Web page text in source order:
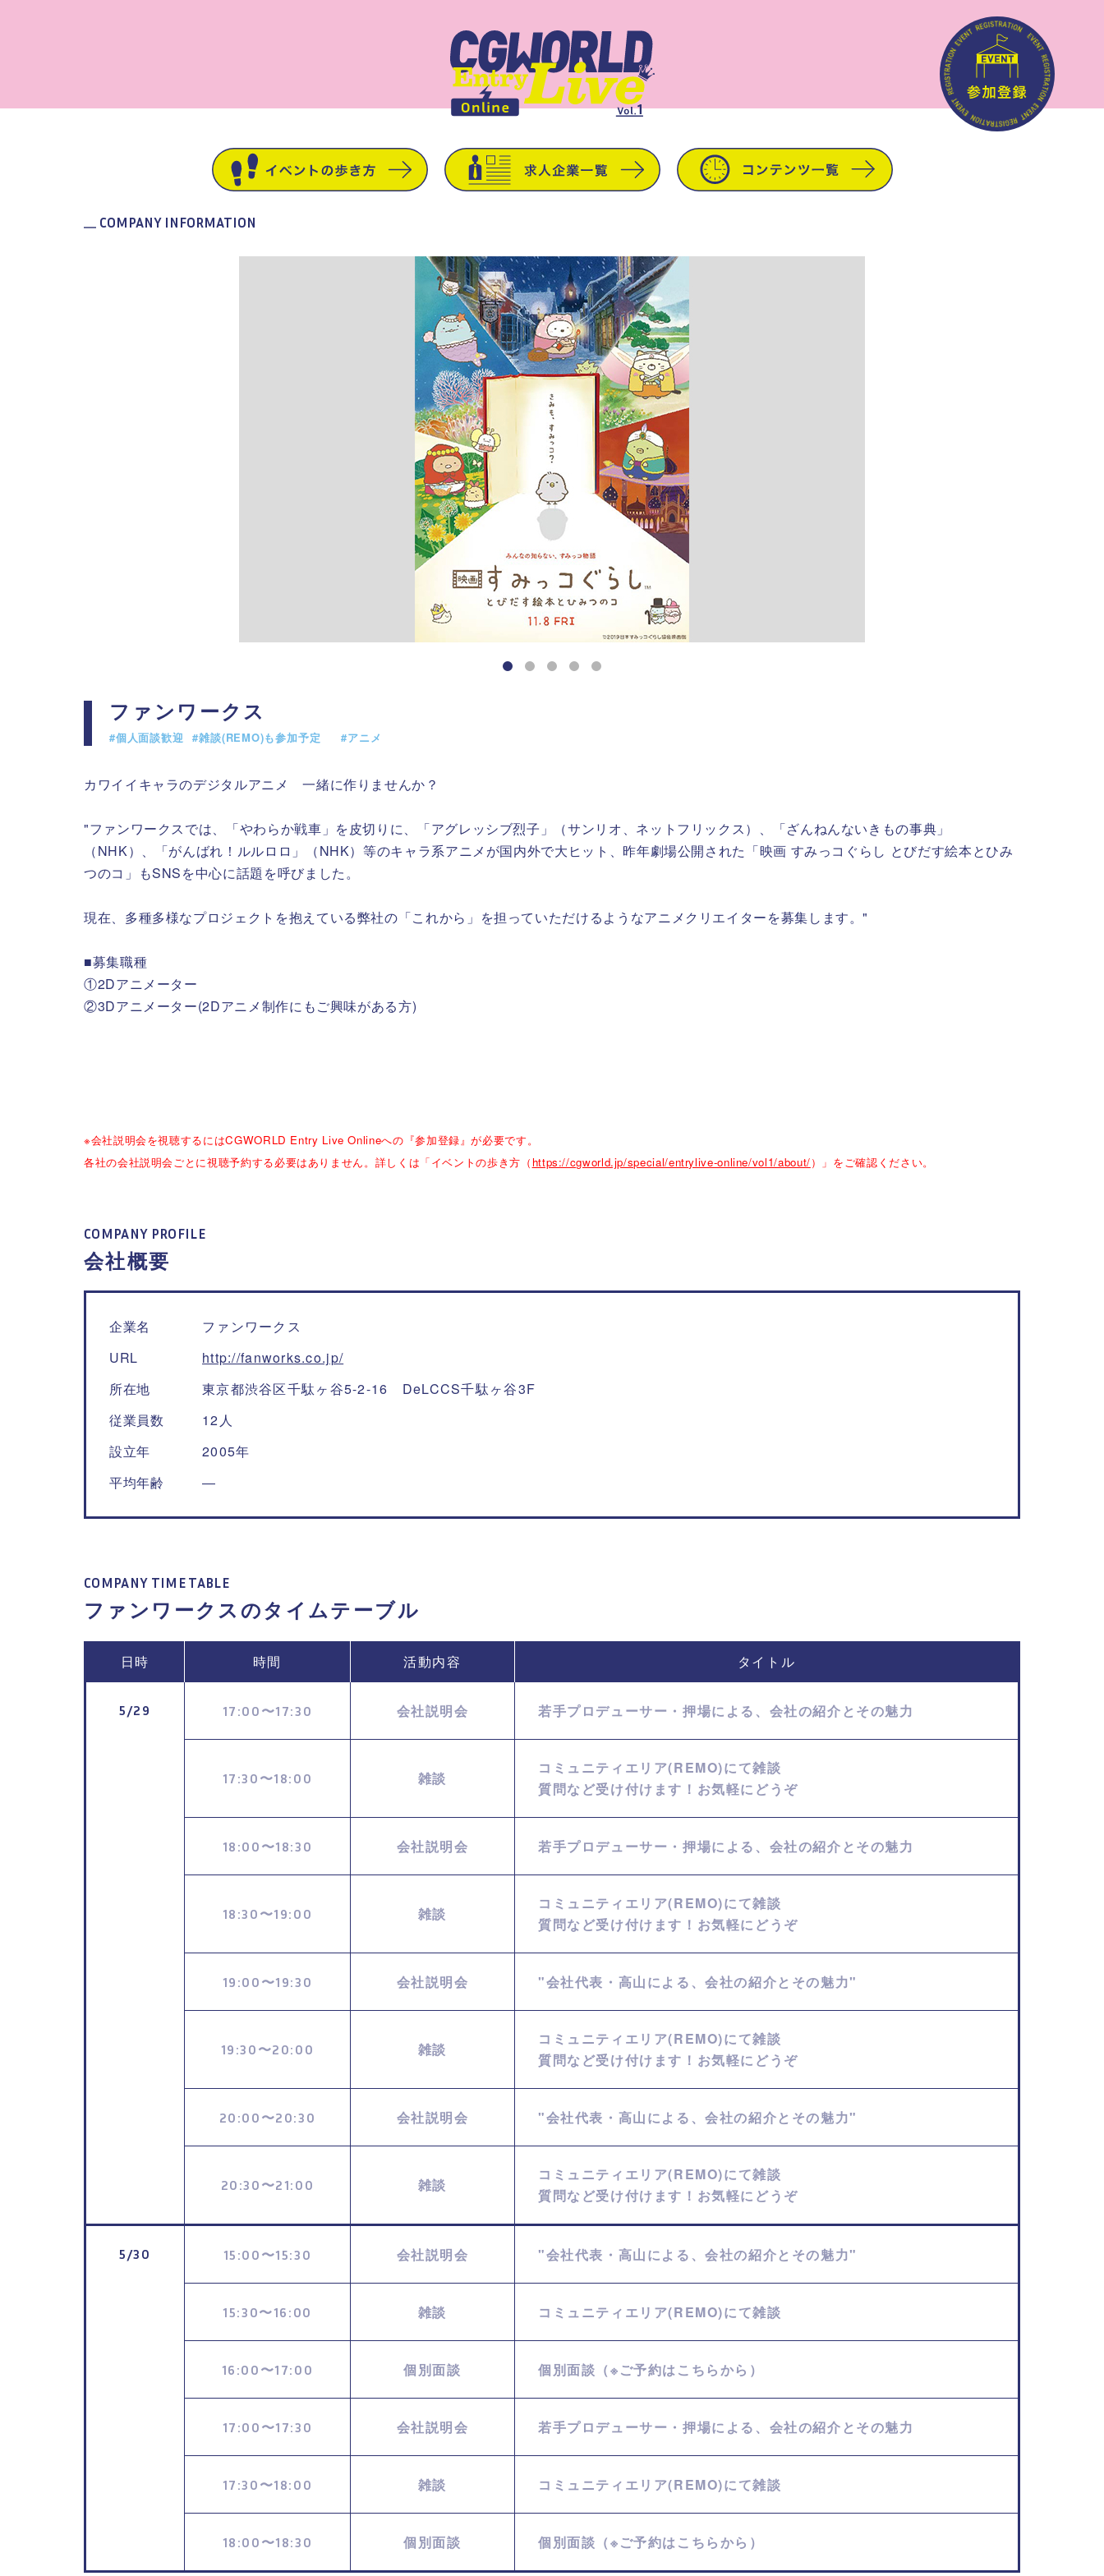
COMPANY INFORMATION
ファンワークス
#個人面談歓迎 #雑談(REMO)も参加予定 #アニメ
カワイイキャラのデジタルアニメ 一緒に作りませんか？
"ファンワークスでは、「やわらか戦車」を皮切りに、「アグレッシブ烈子」（サンリオ、ネットフリックス）、「ざんねんないきもの事典」
（NHK）、「がんばれ！ルルロロ」（NHK）等のキャラ系アニメが国内外で大ヒット、昨年劇場公開された「映画 すみっコぐらし とびだす絵本とひみ
つのコ」もSNSを中心に話題を呼びました。
現在、多種多様なプロジェクトを抱えている弊社の「これから」を担っていただけるようなアニメクリエイターを募集します。"
■募集職種
①2Dアニメーター
②3Dアニメーター(2Dアニメ制作にもご興味がある方)
※会社説明会を視聴するにはCGWORLD Entry Live Onlineへの『参加登録』が必要です。
各社の会社説明会ごとに視聴予約する必要はありません。詳しくは「イベントの歩き方（ https://cgworld.jp/special/entrylive-online/vol1/about/）」をご確認ください。
COMPANY PROFILE
会社概要
企業名
ファンワークス
URL
http://fanworks.co.jp/
所在地
東京都渋谷区千駄ヶ谷5-2-16 DeLCCS千駄ヶ谷3F
従業員数
12人
設立年
2005年
平均年齢
―
COMPANY TIME TABLE
ファンワークスのタイムテーブル
日時 時間 活動内容 タイトル
5/29 17:00 〜17:30 会社説明会 若手プロデューサー・押場による、会社の紹介とその魅力
17:30 〜18:00 雑談
コミュニティエリア(REMO)にて雑談
質問など受け付けます！お気軽にどうぞ
18:00 〜18:30 会社説明会 若手プロデューサー・押場による、会社の紹介とその魅力
18:30 〜19:00 雑談
コミュニティエリア(REMO)にて雑談
質問など受け付けます！お気軽にどうぞ
19:00 〜19:30 会社説明会 "会社代表・高山による、会社の紹介とその魅力"
19:30 〜20:00 雑談
コミュニティエリア(REMO)にて雑談
質問など受け付けます！お気軽にどうぞ
20:00 〜20:30 会社説明会 "会社代表・高山による、会社の紹介とその魅力"
20:30 〜21:00 雑談
コミュニティエリア(REMO)にて雑談
質問など受け付けます！お気軽にどうぞ
5/30 15:00 〜15:30 会社説明会 "会社代表・高山による、会社の紹介とその魅力"
15:30〜16:00 雑談 コミュニティエリア(REMO)にて雑談
16:00 〜17:00 個別面談 個別面談（※ご予約はこちらから）
17:00 〜17:30 会社説明会 若手プロデューサー・押場による、会社の紹介とその魅力
17:30 〜18:00 雑談 コミュニティエリア(REMO)にて雑談
18:00 〜18:30 個別面談 個別面談（※ご予約はこちらから）